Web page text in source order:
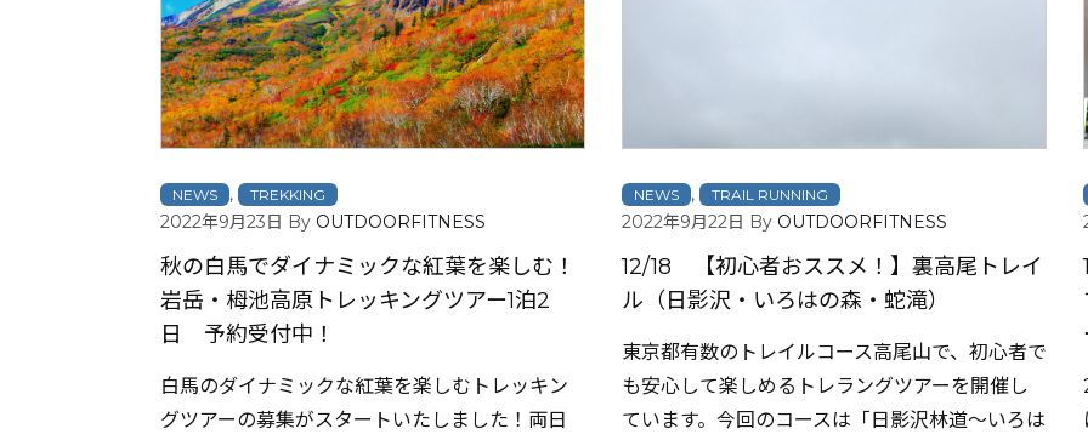
NEWS , TREKKING
2022年9月23日 By OUTDOORFITNESS
秋の白馬でダイナミックな紅葉を楽しむ！
岩岳・栂池高原トレッキングツアー1泊2
日 予約受付中！
白馬のダイナミックな紅葉を楽しむトレッキン
グツアーの募集がスタートいたしました！両日
NEWS , TRAIL RUNNING
2022年9月22日 By OUTDOORFITNESS
12/18 【初心者おススメ！】裏高尾トレイ
ル（日影沢・いろはの森・蛇滝）
東京都有数のトレイルコース高尾山で、初心者で
も安心して楽しめるトレラングツアーを開催し
ています。今回のコースは「日影沢林道～いろは